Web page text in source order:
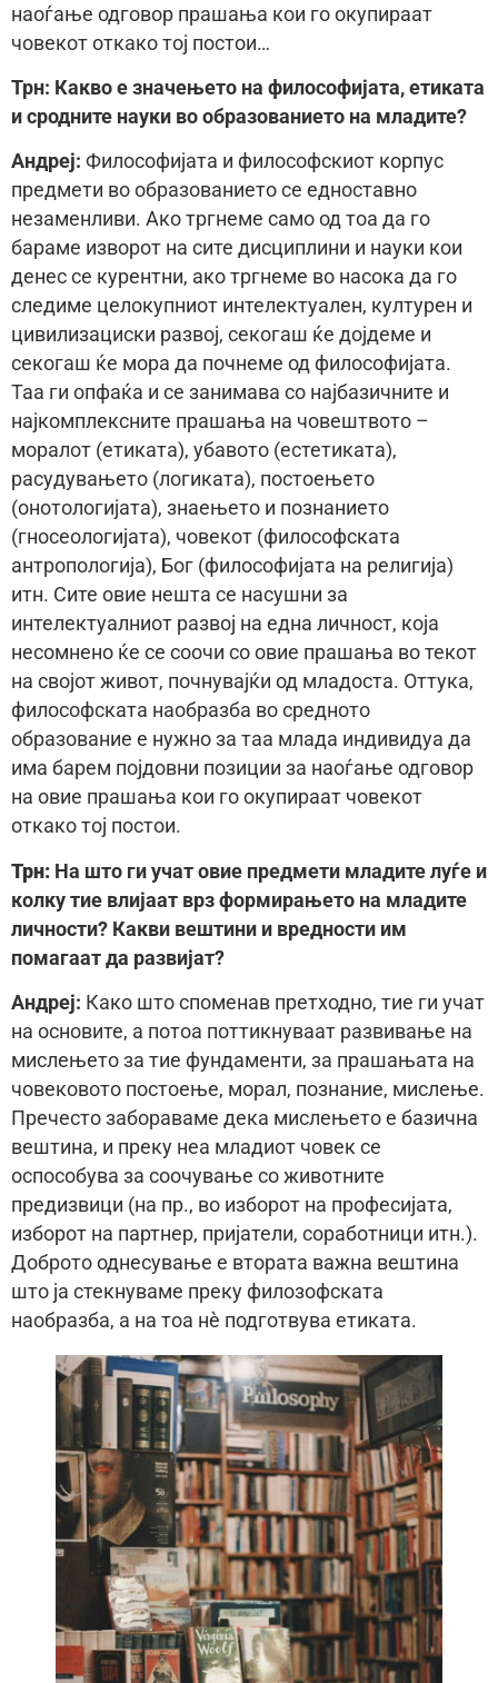
наоѓање одговор прашања кои го окупираат
човекот откако тој постои…
Трн: Какво е значењето на философијата, етиката
и сродните науки во образованието на младите?
Aндреj: Философијата и философскиот корпус
предмети во образованието се едноставно
незаменливи. Ако тргнеме само од тоа да го
бараме изворот на сите дисциплини и науки кои
денес се курентни, ако тргнеме во насока да го
следиме целокупниот интелектуален, културен и
цивилизациски развој, секогаш ќе дојдеме и
секогаш ќе мора да почнеме од философијата.
Таа ги опфаќа и се занимава со најбазичните и
најкомплексните прашања на човештвото –
моралот (етиката), убавото (естетиката),
расудувањето (логиката), постоењето
(онотологијата), знаењето и познанието
(гносеологијата), човекот (философската
антропологија), Бог (философијата на религија)
итн. Сите овие нешта се насушни за
интелектуалниот развој на една личност, која
несомнено ќе се соочи со овие прашања во текот
на својот живот, почнувајќи од младоста. Оттука,
философската наобразба во средното
образование е нужно за таа млада индивидуа да
има барем појдовни позиции за наоѓање одговор
на овие прашања кои го окупираат човекот
откако тој постои.
Трн: На што ги учат овие предмети младите луѓе и
колку тие влијаат врз формирањето на младите
личности? Какви вештини и вредности им
помагаат да развијат?
Aндреj: Како што споменав претходно, тие ги учат
на основите, а потоа поттикнуваат развивање на
мислењето за тие фундаменти, за прашањата на
човековото постоење, морал, познание, мислење.
Пречесто забораваме дека мислењето е базична
вештина, и преку неа младиот човек се
оспособува за соочување со животните
предизвици (на пр., во изборот на професијата,
изборот на партнер, пријатели, соработници итн.).
Доброто однесување е втората важна вештина
што ја стекнуваме преку филозофската
наобразба, а на тоа нѐ подготвува етиката.